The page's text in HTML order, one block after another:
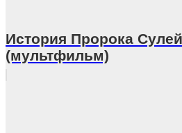
История Пророка
(мультфильм)